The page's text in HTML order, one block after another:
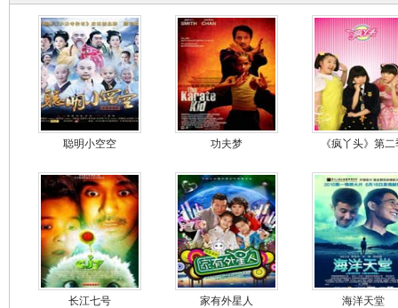
聪明小空空 功夫梦 《疯丫头》第二
长江七号 家有外星人 海洋天堂